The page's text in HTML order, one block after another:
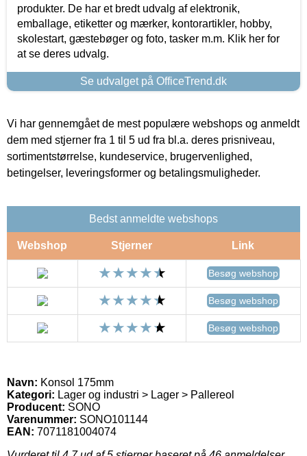
produkter. De har et bredt udvalg af elektronik,
emballage, etiketter og mærker, kontorartikler, hobby,
skolestart, gæstebøger og foto, tasker m.m. Klik her for
at se deres udvalg.
Se udvalget på OfficeTrend.dk
Vi har gennemgået de mest populære webshops og anmeldt
dem med stjerner fra 1 til 5 ud fra bl.a. deres prisniveau,
sortimentstørrelse, kundeservice, brugervenlighed,
betingelser, leveringsformer og betalingsmuligheder.
Bedst anmeldte webshops
Webshop Stjerner Link
Besøg webshop
Besøg webshop
Besøg webshop
Navn: Konsol 175mm
Kategori: Lager og industri > Lager > Pallereol
Producent: SONO
Varenummer: SONO101144
EAN: 7071181004074